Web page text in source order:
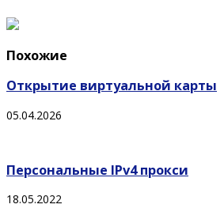
Похожие
Открытие виртуальной карты
05.04.2026
Персональные IPv4 прокси
18.05.2022